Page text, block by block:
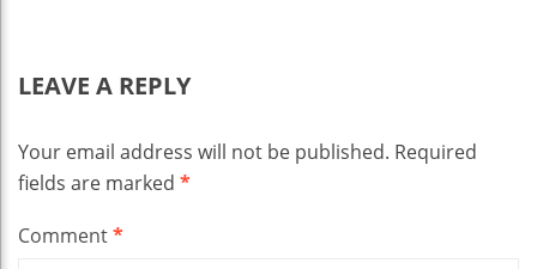
LEAVE A REPLY
Your email address will not be published. Required
fields are marked *
Comment*